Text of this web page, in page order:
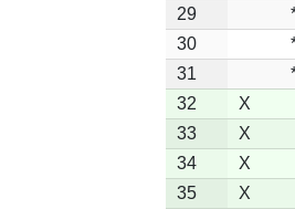
29
30
31
32
X
33
X
34
X
35
X